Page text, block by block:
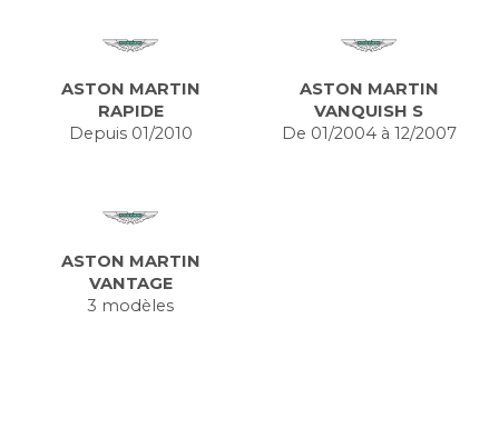
ASTON MARTIN
RAPIDE
Depuis 01/2010
ASTON MARTIN
VANQUISH S
De 01/2004 à 12/2007
ASTON MARTIN
VANTAGE
3 modèles